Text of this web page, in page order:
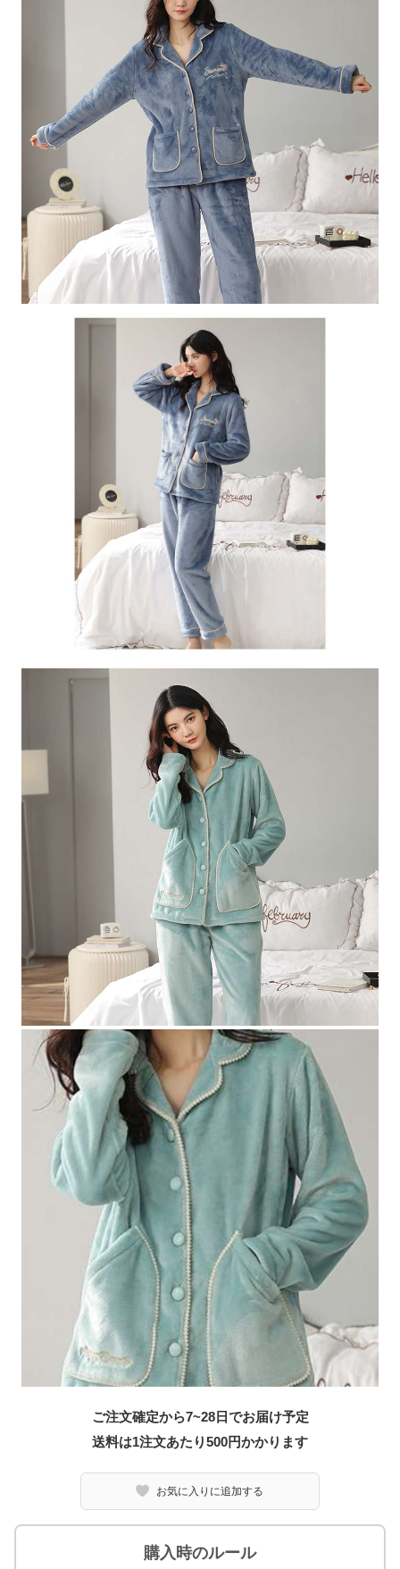
ご注文確定から7~28日でお届け予定
送料は1注文あたり500円かかります
お気に入りに追加する
購入時のルール